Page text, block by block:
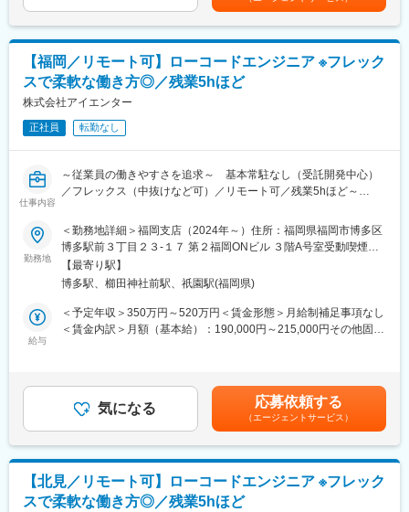
常にキャッチアップしています。
・当社は受託開発（SI）中心ではありますが、自社サービスの開
発も行っており、マリンテック事業も行っています。
・引き続き自社サービス開発も進めるため、新規サービス開発を
行いたい方は歓迎いたします！
変更の範囲：会社の定める業務
・高い営業力を誇り、エンジニアの希望に即した案件を受注でき
ています。そのためエンタープライズ案件なども含め、豊富な案
件を取り揃えています！
手当の支給はもちろん、案件やお任せする業務も調整しながら、
スキルを身に着けられます！
■抜群の働きやすさ・柔軟な働き方が可能！
・リモート／フレックス可 ※1日の最低勤務時間：4時間
・残業：平均5h程度
ユニット単位・全社で残業時間が可視化されており、全員で残業
を削減するよう取り組んでいます。また残業30hを超える場合、
上長に通知するシステムとなっており、残業削減をフォローして
・ノー残業デー：毎週(水)全社で18時退社をしています！
・月1日ペースで有給取得を奨励。経営層も長期休暇を取得するな
・生成AI（chatGPT、GitHub Copilot、Cursor）を業務で活用でき
るので、効率化を追求した働き方が可能！最新技術やサービスを
常にキャッチアップしています。
・当社は受託開発（SI）中心ではありますが、自社サービスの開
発も行っており、マリンテック事業も行っています。
・引き続き自社サービス開発も進めるため、新規サービス開発を
行いたい方は歓迎いたします！
昇給：年1回（7月）■決算賞与：年1回（6月）【年収例】 年収
500万円／経験5年／SE／27歳 年収650万円／経験9年／PL／32
歳 年収850万円／経験16年／PM／38歳賃金はあくまでも目安の
金額であり、選考を通じて上下する可能性があります。月給(月額)
は固定手当を含めた表記です。
【福岡／リモート可】ローコードエンジニア ※フレック
スで柔軟な働き方◎／残業5hほど
株式会社アイエンター
正社員 転勤なし
仕事内容
～従業員の働きやすさを追求～ 基本常駐なし（受託開発中心）
／フレックス（中抜けなど可）／リモート可／残業5hほど～
■仕事内容
・RPAにより顧客業務の効率化を行うための要件定義、開発、導
入支援、顧客対応をお任せいたします！
・要件定義～導入支援、運用まで一連の業務をお任せいたしま
す！
・現在RPA支援だけでなく、ノーコード、ローコードを利用して
お客様の支援幅拡大中！多種多様な顧客との取引多数！
・基本常駐なし
■働く魅力
・全国の自治体DX、働き方改革にダイレクトに携われるので、顧
・高い営業力を誇り、エンジニアの希望に即した案件を受注でき
ています。そのためエンタープライズ案件なども含め、豊富な案
勤務地
＜勤務地詳細＞福岡支店（2024年～）住所：福岡県福岡市博多区
博多駅前３丁目２３-１７ 第２福岡ONビル ３階A号室受動喫煙対
策：屋内全面禁煙変更の範囲：会社の定める事業所
【最寄り駅】
博多駅、櫛田神社前駅、祇園駅(福岡県)
給与
＜予定年収＞350万円～520万円＜賃金形態＞月給制補足事項なし
＜賃金内訳＞月額（基本給）：190,000円～215,000円その他固定
む）＜昇給有無＞有＜残業手当＞有＜給与補足＞※給与詳細は経
験・能力・前給を考慮の上、決定します。■昇格：年1回（7月）■
昇給：年1回（7月）■決算賞与：年1回（6月）【年収例】 年収
500万円／経験5年／SE／27歳 年収650万円／経験9年／PL／32
歳 年収850万円／経験16年／PM／38歳賃金はあくまでも目安の
金額であり、選考を通じて上下する可能性があります。月給(月額)
は固定手当を含めた表記です。
気になる 応募依頼する
（エージェントサービス）
【北見／リモート可】ローコードエンジニア ※フレック
スで柔軟な働き方◎／残業5hほど